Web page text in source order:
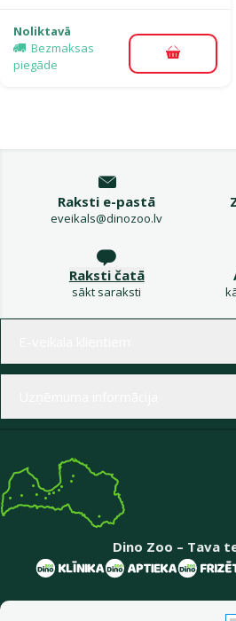
Noliktavā
Bezmaksas
piegāde
Pievienot
Raksti e-pastā
eveikals@dinozoo.lv
Raksti čatā
sākt saraksti
Dino Zoo – Tava